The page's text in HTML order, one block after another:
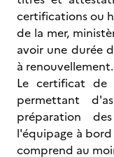
certifications ou
de la mer,
avoir une durée
à renouvellement.
Le certificat
permettant
préparation
l'équipage à
comprend au